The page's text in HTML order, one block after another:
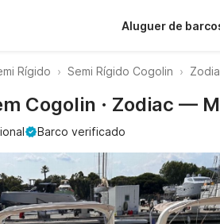
Aluguer de
Rígido Semi Rígido Cogolin
Cogolin · Zodiac —
Barco verificado